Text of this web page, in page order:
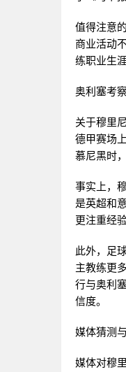
值得注意
商业活动
练职业生
奥利塞考
关于穆里
德甲赛场
慕尼黑时
事实上，
是英超和
更注重经
此外，足
主教练更
行与奥利
信度。
媒体猜测
媒体对穆